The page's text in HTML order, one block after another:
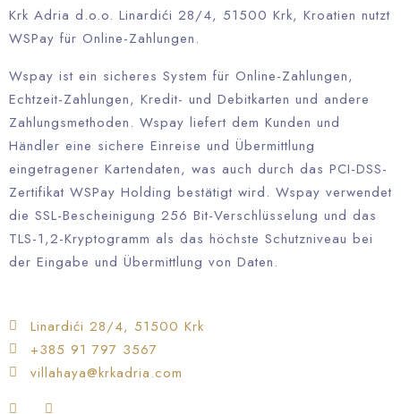
Krk Adria d.o.o. Linardići 28/4, 51500 Krk, Kroatien nutzt
WSPay für Online-Zahlungen.
Wspay ist ein sicheres System für Online-Zahlungen,
Echtzeit-Zahlungen, Kredit- und Debitkarten und andere
Zahlungsmethoden. Wspay liefert dem Kunden und
Händler eine sichere Einreise und Übermittlung
eingetragener Kartendaten, was auch durch das PCI-DSS-
Zertifikat WSPay Holding bestätigt wird. Wspay verwendet
die SSL-Bescheinigung 256 Bit-Verschlüsselung und das
TLS-1,2-Kryptogramm als das höchste Schutzniveau bei
der Eingabe und Übermittlung von Daten.
Linardići 28/4, 51500 Krk
+385 91 797 3567
villahaya@krkadria.com